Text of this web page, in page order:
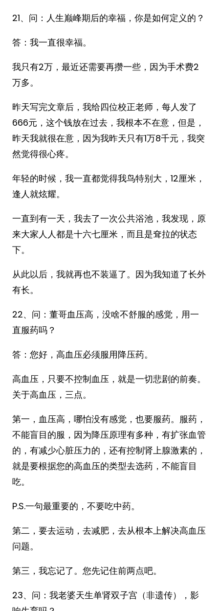
21、问：人生巅峰期后的幸福，你是如何定义的？
答：我一直很幸福。
我只有2万，最近还需要再攒一些，因为手术费2
万多。
昨天写完文章后，我给四位校正老师，每人发了
666元，这个钱放在过去，我根本不在意，但是，
昨天我就很在意，因为我昨天只有1万8千元，我突
然觉得很心疼。
年轻的时候，我一直都觉得我鸟特别大，12厘米，
逢人就炫耀。
一直到有一天，我去了一次公共浴池，我发现，原
来大家人人都是十六七厘米，而且是耷拉的状态
下。
从此以后，我就再也不装逼了。因为我知道了长外
有长。
22、问：董哥血压高，没啥不舒服的感觉，用一
直服药吗？
答：您好，高血压必须服用降压药。
高血压，只要不控制血压，就是一切悲剧的前奏。
关于高血压，三点。
第一，血压高，哪怕没有感觉，也要服药。服药，
不能盲目的服，因为降压原理有多种，有扩张血管
的，有减少心脏压力的，还有控制肾上腺激素的，
就是要根据您的高血压的类型去选药，不能盲目
吃。
P.S.一句最重要的，不要吃中药。
第二，要去运动，去减肥，去从根本上解决高血压
问题。
第三，我忘记了。您先记住前两点吧。
23、问：我老婆天生单肾双子宫（非遗传），影